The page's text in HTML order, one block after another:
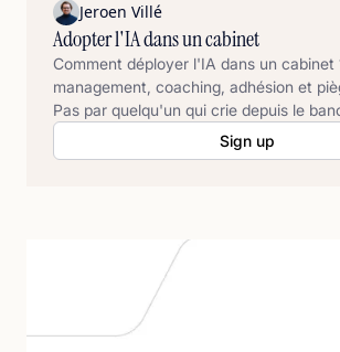
Jeroen Villé
Adopter l'IA dans un cabinet
Comment déployer l'IA dans un cabinet
management, coaching, adhésion et
Pas par quelqu'un qui crie depuis le
mais par quelqu'un qui sait le faire.
Sign up